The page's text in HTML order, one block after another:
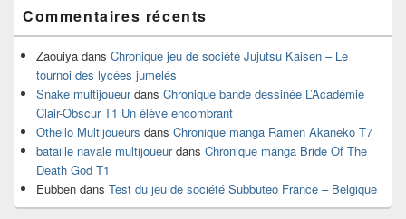
Commentaires récents
Zaouiya dans Chronique jeu de société Jujutsu Kaisen – Le
tournoi des lycées jumelés
Snake multijoueurdans Chronique bande dessinée L’Académie
Clair-Obscur T1 Un élève encombrant
Othello Multijoueurs dans Chronique manga Ramen Akaneko T7
bataille navale multijoueurdans Chronique manga Bride Of The
Death God T1
Eubben dans Test du jeu de société Subbuteo France – Belgique